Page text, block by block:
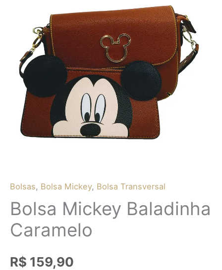
Bolsas, Bolsa Mickey, Bolsa Transversal
Bolsa Mickey Baladinha
Caramelo
R$ 159,90